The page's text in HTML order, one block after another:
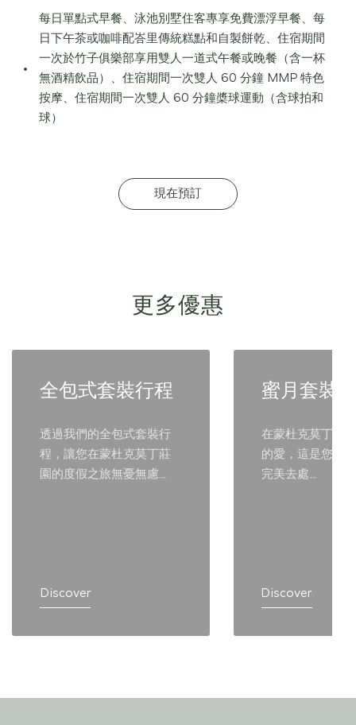
每日單點式早餐、泳池別墅住客專享免費漂浮早餐、每
日下午茶或咖啡配峇里傳統糕點和自製餅乾、住宿期間
一次於竹子俱樂部享用雙人一道式午餐或晚餐（含一杯
無酒精飲品）、住宿期間一次雙人 60 分鐘 MMP 特色
按摩、住宿期間一次雙人 60 分鐘槳球運動（含球拍和
球）
現在預訂
更多優惠
全包式套裝行程
透過我們的全包式套裝行
程，讓您在蒙杜克莫丁莊
園的度假之旅無憂無慮…
Discover
蜜月套裝
在蒙杜克莫丁莊
的愛，這是您夢
完美去處…
Discover